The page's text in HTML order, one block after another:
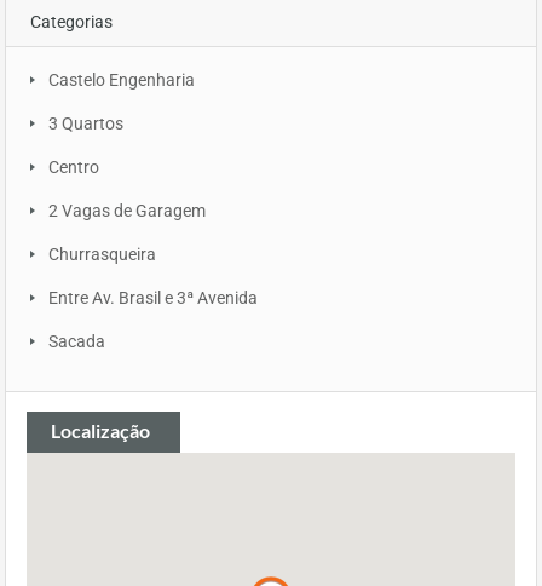
Categorias
Castelo Engenharia
3 Quartos
Centro
2 Vagas de Garagem
Churrasqueira
Entre Av. Brasil e 3ª Avenida
Sacada
Localização